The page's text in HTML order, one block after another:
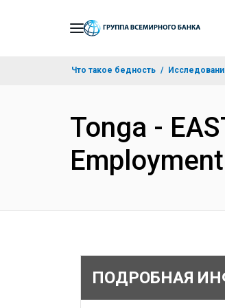
Что такое бедность
Tonga -
ПОДРОБНАЯ